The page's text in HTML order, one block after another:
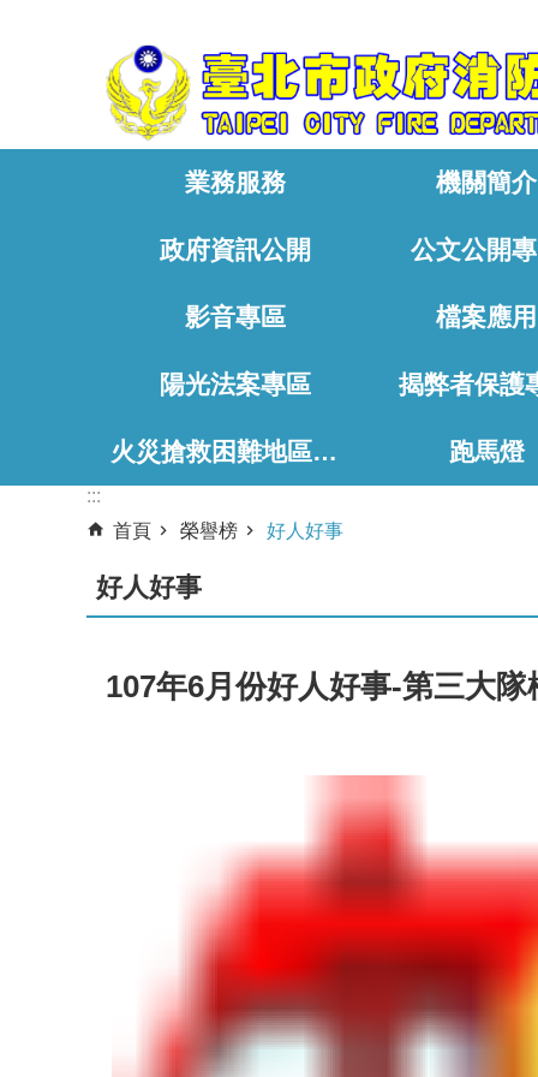
業務服務 機關簡介
政府資訊公開 公文公開
影音專區 檔案應用
陽光法案專區 揭弊者保護
火災搶救困難地區、消防通道相關資料 跑馬燈
:::
首頁
榮譽榜 好人好事
好人好事
107年6月份好人好事-第三大